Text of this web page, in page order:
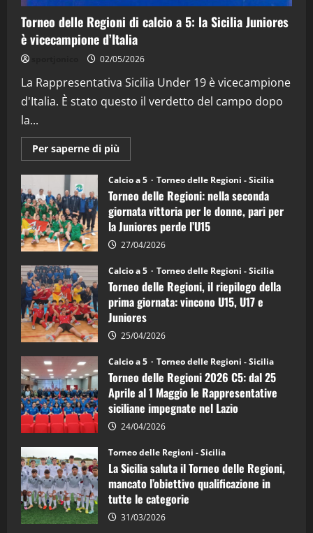
4
"SportEmpire" in Podcast
“SportEmpire” in Podcast: 26^ Puntata
08/04/2026
Torneo delle Regioni di calcio a 5: la Sicilia Juniores
è vicecampione d’Italia
02/05/2026
La Rappresentativa Sicilia Under 19 è vicecampione
d'Italia. È stato questo il verdetto del campo dopo
la...
Per saperne di più
informazioni
Torneo
delle
Regioni
di
calcio
a
5:
la
Juniores
è
vicecampione
d’Italia
Calcio a 5 Torneo delle Regioni - Sicilia
Torneo delle Regioni: nella seconda
giornata vittoria per le donne, pari per
la Juniores perde l’U15
27/04/2026
Calcio a 5 Torneo delle Regioni - Sicilia
Torneo delle Regioni, il riepilogo della
prima giornata: vincono U15, U17 e
Juniores
25/04/2026
Calcio a 5 Torneo delle Regioni - Sicilia
Torneo delle Regioni 2026 C5: dal 25
Aprile al 1 Maggio le Rappresentative
siciliane impegnate nel Lazio
24/04/2026
Torneo delle Regioni - Sicilia
La Sicilia saluta il Torneo delle Regioni,
mancato l’obiettivo qualificazione in
tutte le categorie
31/03/2026